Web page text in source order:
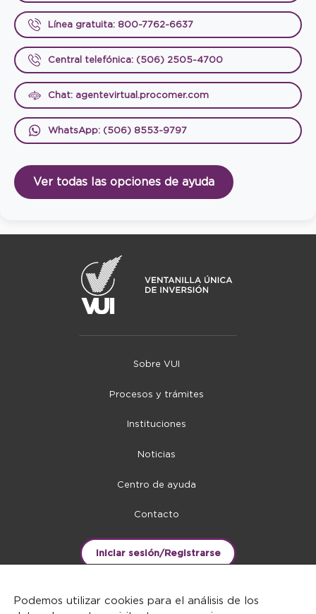
Línea gratuita: 800-7762-6637
Central telefónica: (506) 2505-4700
Chat: agentevirtual.procomer.com
WhatsApp: (506) 8553-9797
Ver todas las opciones de ayuda
Sobre VUI
Procesos y trámites
Instituciones
Noticias
Centro de ayuda
Contacto
Iniciar sesión/Registrarse
Podemos utilizar cookies para el análisis de los